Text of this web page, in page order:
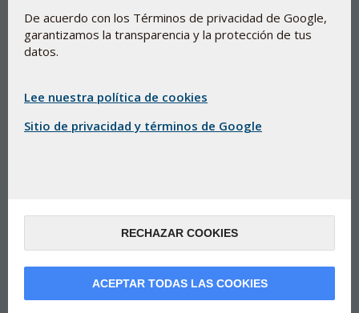
el sistema cognitivo
ActiveComplex Biloba Forte
incluyendo la memoria y la concentración.
Cada comprimido aporta 24 mg de flavona glucósidos y 6
mg de lactones de terpeno.
De acuerdo con los Términos de privacidad de Google,
garantizamos la transparencia y la protección de tus
datos.
Lee nuestra política de cookies
Sitio de privacidad y términos de Google
RECHAZAR COOKIES
ACEPTAR TODAS LAS COOKIES